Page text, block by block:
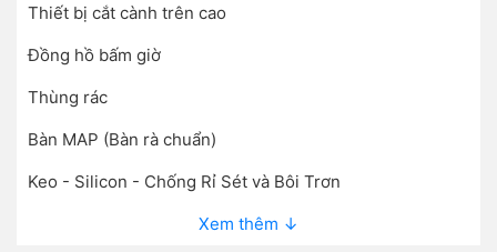
Thiết bị cắt cành trên cao
Đồng hồ bấm giờ
Thùng rác
Bàn MAP (Bàn rà chuẩn)
Keo - Silicon - Chống Rỉ Sét và Bôi Trơn
Xem thêm ↓